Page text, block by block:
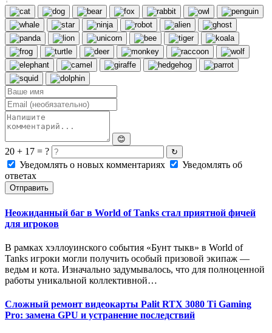
😊
20 + 17 = ? ↻
Уведомлять о новых комментариях
Уведомлять об
ответах
Отправить
Неожиданный баг в World of Tanks стал приятной фичей
для игроков
В рамках хэллоуинского события «Бунт тыкв» в World of
Tanks игроки могли получить особый призовой экипаж —
ведьм и кота. Изначально задумывалось, что для полноценной
работы уникальной коллективной…
Сложный ремонт видеокарты Palit RTX 3080 Ti Gaming
Pro: замена GPU и устранение последствий